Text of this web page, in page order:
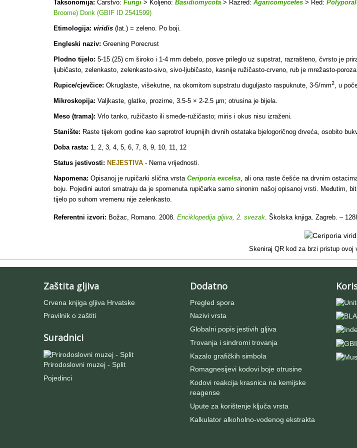
Taksonomija: Carstvo: Fungi > Koljeno: Basidiomycota > Razred: Agaricomycetes > Red:
Broome) Donk (GBIF ID 2541599)
Etimologija: viridis (lat.) = zeleno. Po boji.
Engleski naziv: Greening Porecrust
Plodno tijelo: 5-15 (25) cm široko i 1-4 mm debelo, posve prileglo uz supstrat, razrašteno, čvrsto je
ljubičasto, zelenkasto, zelenkasto-sivo, sivo-ljubičasto, kasnije ružičasto-crveno, rub je mrežasto-
Rupice/cjevčice: Okruglaste, višekutne, na okomitom supstratu duguljasto raspuknute, 3-5/mm2 , u
Mikroskopija: Valjkaste, glatke, prozirne, 3.5-5 × 2-2.5 µm; otrusina je bijela.
Meso (trama): Vrlo tanko, ružičasto ili smeđe-ružičasto; miris i okus nisu izraženi.
Stanište: Raste tijekom godine kao saprotrof krupnijih drvnih ostataka bjelogoričnog drveća, osobito
Doba rasta: 1, 2, 3, 4, 5, 6, 7, 8, 9, 10, 11, 12
Status jestivosti: NEJESTIVA - Nema vrijednosti.
Napomena: Opisanoj je rupičarki slična vrsta Ceriporia excelsa , ali ona raste češće na drvnim
boju. Pojedini autori smatraju da je spomenuta rupičarka samo sinonim našoj opisanoj vrsti. Međutim,
tijelo po suhom vremenu nije zelenkasto.
Referentni izvori: Božac, Romano. 2008. Enciklopedija gljiva, 2. svezak . Školska knjiga. Zagreb. –
Skeniraj QR kod za brzi pristup ovoj
Zaštita gljiva
Crvena knjiga gljiva Hrvatske
Pravilnik o zaštiti
Suradnici
Prirodoslovni muzej - Split
Pojedinci
Dodatno
Pregled spora
Nazivi vrsta
Globalni popis jestivih gljiva
Trovanja i sindromi trovanja
Kazalo grafičkih simbola
Romagnesijevi kodovi boje otrusine
Kodovi reakcija krasnica na kemijske
reagense
Upute za korištenje ključa vrsta
Kalkulator alkoholno-vodenog ekstrakta